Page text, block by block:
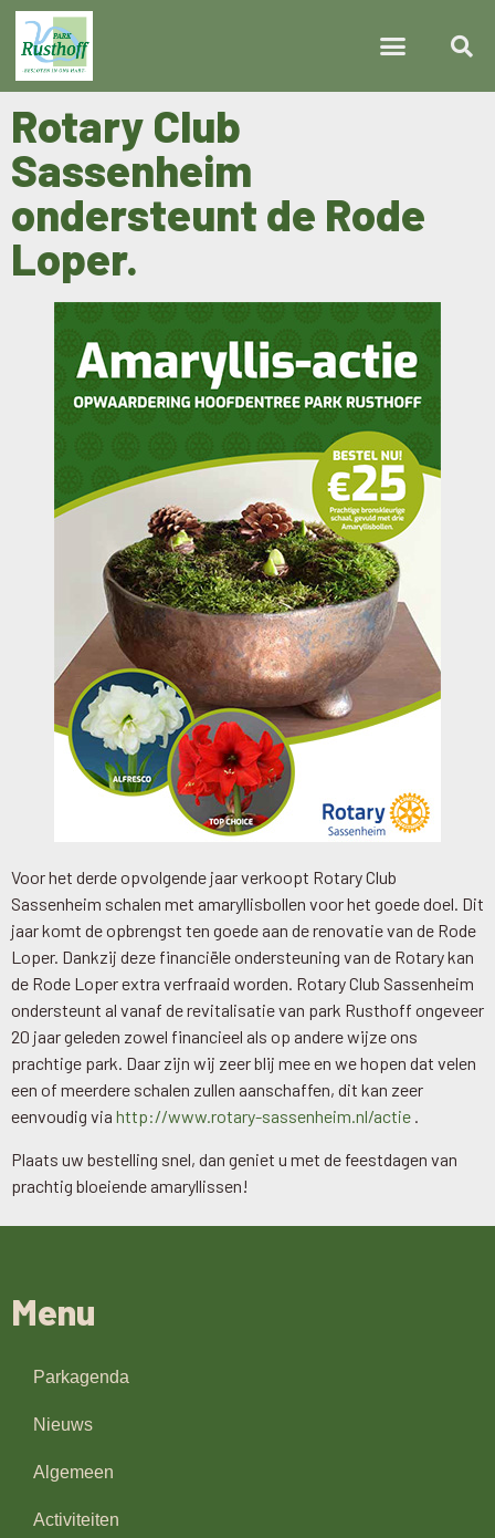
Rotary Club
Sassenheim
ondersteunt de Rode
Loper.
Voor het derde opvolgende jaar verkoopt Rotary Club
Sassenheim schalen met amaryllisbollen voor het goede doel. Dit
jaar komt de opbrengst ten goede aan de renovatie van de Rode
Loper. Dankzij deze financiële ondersteuning van de Rotary kan
de Rode Loper extra verfraaid worden. Rotary Club Sassenheim
ondersteunt al vanaf de revitalisatie van park Rusthoff ongeveer
20 jaar geleden zowel financieel als op andere wijze ons
prachtige park. Daar zijn wij zeer blij mee en we hopen dat velen
een of meerdere schalen zullen aanschaffen, dit kan zeer
eenvoudig via http://www.rotary-sassenheim.nl/actie .
Plaats uw bestelling snel, dan geniet u met de feestdagen van
prachtig bloeiende amaryllissen!
Menu
Parkagenda
Nieuws
Algemeen
Activiteiten